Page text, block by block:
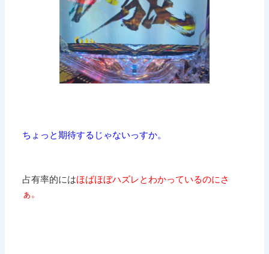
ちょっと期待するじゃないっすか。
占有率的にはほばほぼハズレとわかっているのにさ
ぁ。